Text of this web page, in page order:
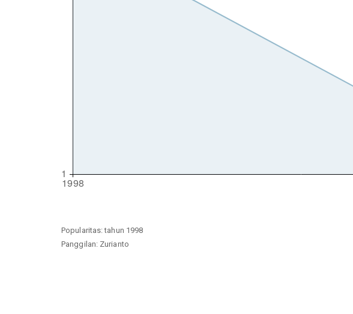
Popularitas: tahun 1998
Panggilan: Zurianto